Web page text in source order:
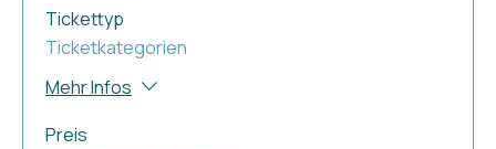
Tickettyp
Ticketkategorien
Mehr Infos
Preis